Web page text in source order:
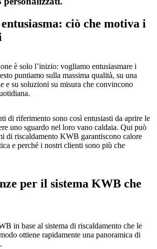
ciò che motiva i
è solo l’inizio: vogliamo entusiasmare i
puntiamo sulla massima qualità, su una
e su soluzioni su misura che convincono
di riferimento sono così entusiasti da aprire le
uno sguardo nel loro vano caldaia. Qui può
di riscaldamento KWB garantiscono calore
e perché i nostri clienti sono più che
per il sistema KWB che
in base al sistema di riscaldamento che le
ottiene rapidamente una panoramica di